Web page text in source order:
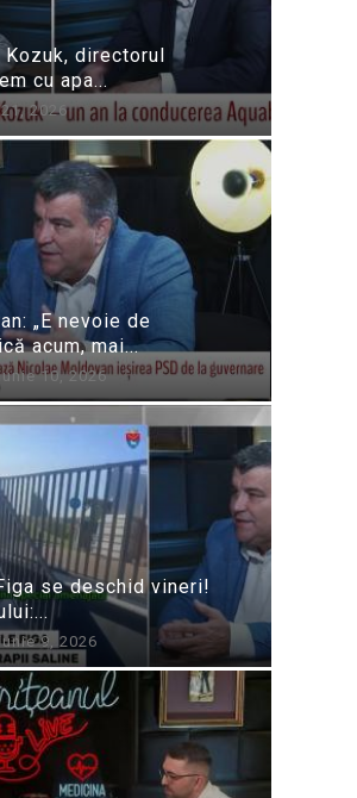
Kozuk, directorul
cu apa...
2026
„E nevoie de
acum, mai...
10, 2026
se deschid vineri!
9, 2026